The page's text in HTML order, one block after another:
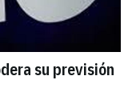
su previsión